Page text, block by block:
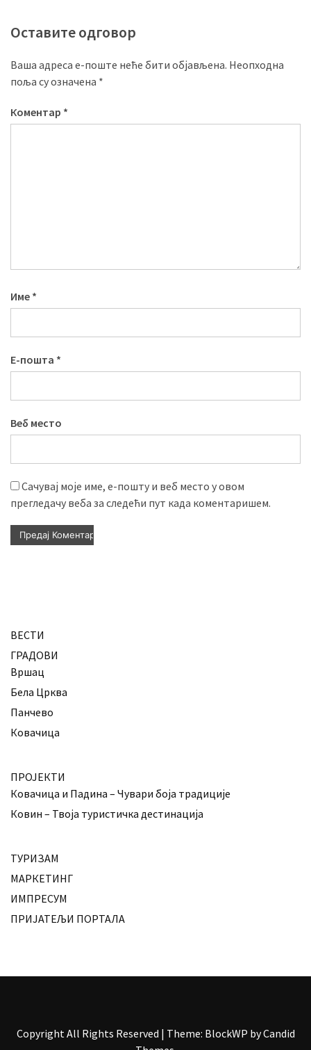
Оставите одговор
Ваша адреса е-поште неће бити објављена. Неопходна
поља су означена *
Коментар *
Име *
Е-пошта *
Веб место
Сачувај моје име, е-пошту и веб место у овом
прегледачу веба за следећи пут када коментаришем.
ВЕСТИ
ГРАДОВИ
Вршац
Бела Црква
Панчево
Ковачица
ПРОЈЕКТИ
Ковачица и Падина – Чувари боја традиције
Ковин – Твоја туристичка дестинација
ТУРИЗАМ
МАРКЕТИНГ
ИМПРЕСУМ
ПРИЈАТЕЉИ ПОРТАЛА
Copyright All Rights Reserved | Theme: BlockWP byCandid